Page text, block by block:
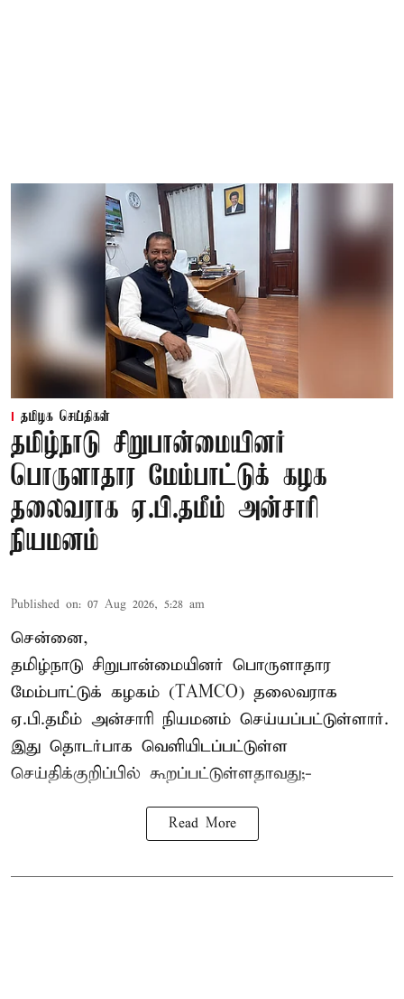
தமிழக செய்திகள்
தமிழ்நாடு சிறுபான்மையினர்
பொருளாதார மேம்பாட்டுக் கழக
தலைவராக ஏ.பி.தமீம் அன்சாரி
நியமனம்
Published on: 07 Aug 2026, 5:28 am
சென்னை,
தமிழ்நாடு சிறுபான்மையினர் பொருளாதார
மேம்பாட்டுக் கழகம் (TAMCO) தலைவராக
ஏ.பி.தமீம் அன்சாரி நியமனம் செய்யப்பட்டுள்ளார்.
இது தொடர்பாக வெளியிடப்பட்டுள்ள
செய்திக்குறிப்பில் கூறப்பட்டுள்ளதாவது;-
Read More